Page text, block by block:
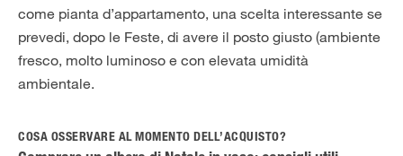
come pianta d’appartamento, una scelta interessante se
prevedi, dopo le Feste, di avere il posto giusto (ambiente
fresco, molto luminoso e con elevata umidità
ambientale.
COSA OSSERVARE AL MOMENTO DELL’ACQUISTO?